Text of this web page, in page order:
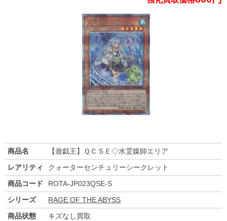
商品名
【遊戯王】ＱＣＳＥ◇水霊媒師エリア
レアリティ
クォーターセンチュリーシークレット
商品コード
ROTA-JP023QSE-S
シリーズ
RAGE OF THE ABYSS
商品状態
キズなし買取